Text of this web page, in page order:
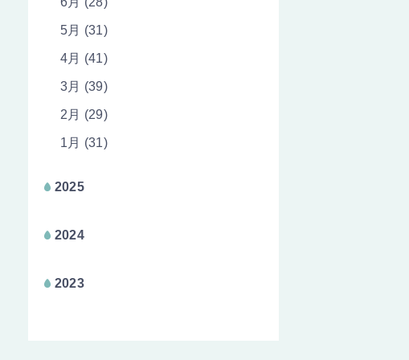
5月 (31)
4月 (41)
3月 (39)
2月 (29)
1月 (31)
2025
2024
2023